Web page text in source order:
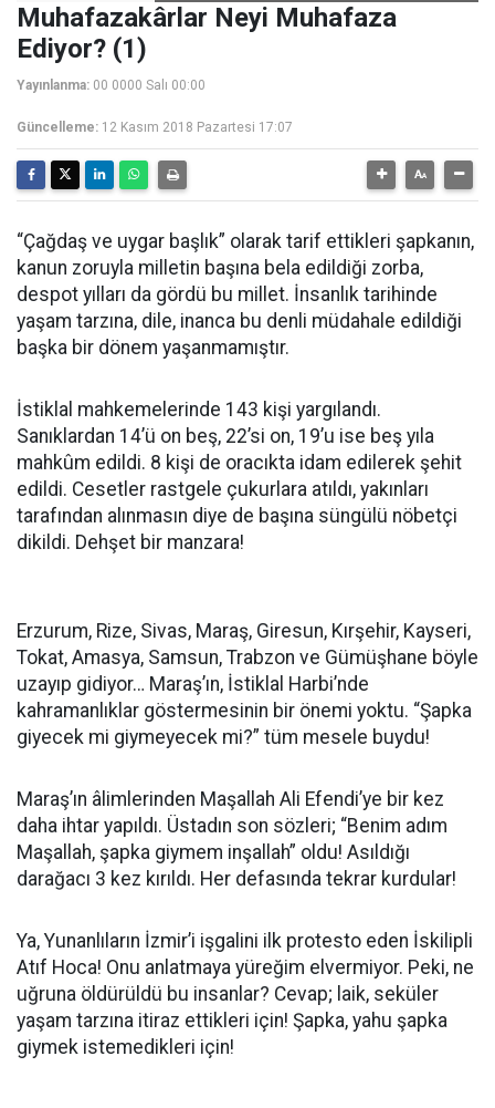
Muhafazakârlar Neyi Muhafaza
Ediyor? (1)
Yayınlanma: 00 0000 Salı 00:00
Güncelleme: 12 Kasım 2018 Pazartesi 17:07
“Çağdaş ve uygar başlık” olarak tarif ettikleri şapkanın,
kanun zoruyla milletin başına bela edildiği zorba,
despot yılları da gördü bu millet. İnsanlık tarihinde
yaşam tarzına, dile, inanca bu denli müdahale edildiği
başka bir dönem yaşanmamıştır.
İstiklal mahkemelerinde 143 kişi yargılandı.
Sanıklardan 14’ü on beş, 22’si on, 19’u ise beş yıla
mahkûm edildi. 8 kişi de oracıkta idam edilerek şehit
edildi. Cesetler rastgele çukurlara atıldı, yakınları
tarafından alınmasın diye de başına süngülü nöbetçi
dikildi. Dehşet bir manzara!
Erzurum, Rize, Sivas, Maraş, Giresun, Kırşehir, Kayseri,
Tokat, Amasya, Samsun, Trabzon ve Gümüşhane böyle
uzayıp gidiyor… Maraş’ın, İstiklal Harbi’nde
kahramanlıklar göstermesinin bir önemi yoktu. “Şapka
giyecek mi giymeyecek mi?” tüm mesele buydu!
Maraş’ın âlimlerinden Maşallah Ali Efendi’ye bir kez
daha ihtar yapıldı. Üstadın son sözleri; “Benim adım
Maşallah, şapka giymem inşallah” oldu! Asıldığı
darağacı 3 kez kırıldı. Her defasında tekrar kurdular!
Ya, Yunanlıların İzmir’i işgalini ilk protesto eden İskilipli
Atıf Hoca! Onu anlatmaya yüreğim elvermiyor. Peki, ne
uğruna öldürüldü bu insanlar? Cevap; laik, seküler
yaşam tarzına itiraz ettikleri için! Şapka, yahu şapka
giymek istemedikleri için!